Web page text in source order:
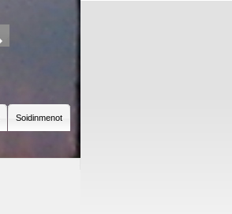
Soidinmenot